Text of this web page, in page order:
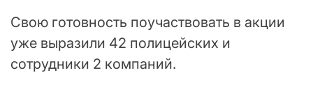
Свою готовность поучаствовать в акции
уже выразили 42 полицейских и
сотрудники 2 компаний.